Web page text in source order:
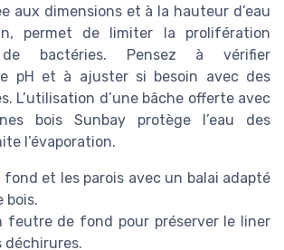
aux dimensions et à la hauteur d’eau
permet de limiter la prolifération
bactéries. Pensez à vérifier
pH et à ajuster si besoin avec des
L’utilisation d’une bâche offerte avec
bois Sunbay protège l’eau des
l’évaporation.
et les parois avec un balai adapté
bois.
feutre de fond pour préserver le liner
déchirures.